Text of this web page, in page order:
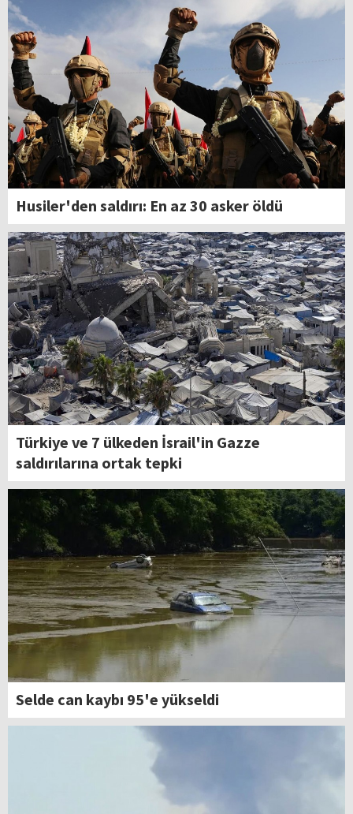
Husiler'den saldırı: En az 30 asker öldü
Türkiye ve 7 ülkeden İsrail'in Gazze
saldırılarına ortak tepki
Selde can kaybı 95'e yükseldi